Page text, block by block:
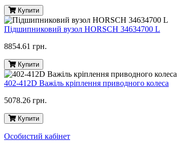
Купити
Підшипниковий вузол HORSCH 34634700 L
8854.61 грн.
Купити
402-412D Важіль кріплення приводного колеса
5078.26 грн.
Купити
Особистий кабінет